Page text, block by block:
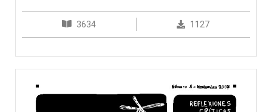
3634 1127